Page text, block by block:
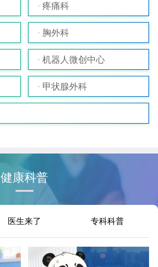
疼痛科
胸外科
机器人微创中心
甲状腺外科
健康科普
医生来了 专科科普